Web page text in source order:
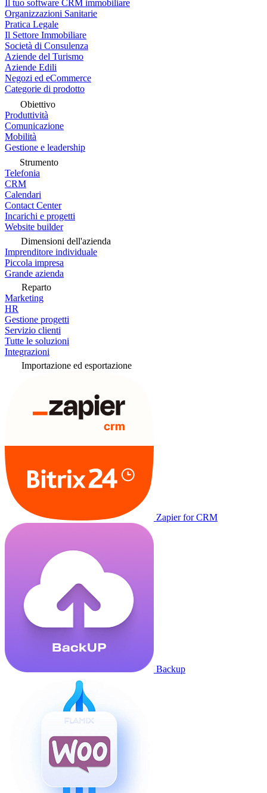
Il tuo software CRM immobiliare
Organizzazioni Sanitarie
Pratica Legale
Il Settore Immobiliare
Società di Consulenza
Aziende del Turismo
Aziende Edili
Negozi ed eCommerce
Categorie di prodotto
Obiettivo
Produttività
Comunicazione
Mobilità
Gestione e leadership
Strumento
Telefonia
CRM
Calendari
Contact Center
Incarichi e progetti
Website builder
Dimensioni dell'azienda
Imprenditore individuale
Piccola impresa
Grande azienda
Reparto
Marketing
HR
Gestione progetti
Servizio clienti
Tutte le soluzioni
Integrazioni
Importazione ed esportazione
Zapier for CRM
Backup